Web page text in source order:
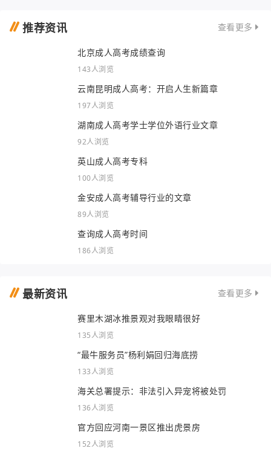
推荐资讯 查看更多
北京成人高考成绩查询
143人浏览
云南昆明成人高考：开启人生新篇章
197人浏览
湖南成人高考学士学位外语行业文章
92人浏览
英山成人高考专科
100人浏览
金安成人高考辅导行业的文章
89人浏览
查询成人高考时间
186人浏览
最新资讯 查看更多
赛里木湖冰推景观对我眼睛很好
135人浏览
“最牛服务员”杨利娟回归海底捞
133人浏览
海关总署提示：非法引入异宠将被处罚
136人浏览
官方回应河南一景区推出虎景房
152人浏览